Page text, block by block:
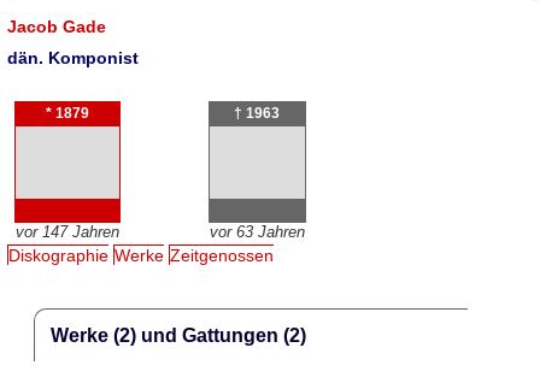
Jacob Gade
dän. Komponist
* 1879
vor 147 Jahren
† 1963
vor 63 Jahren
Diskographie Werke Zeitgenossen
Werke (2) und Gattungen (2)